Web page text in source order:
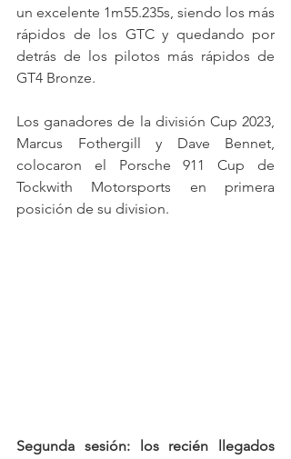
un excelente 1m55.235s, siendo los más
rápidos de los GTC y quedando por
detrás de los pilotos más rápidos de
GT4 Bronze.
Los ganadores de la división Cup 2023,
Marcus Fothergill y Dave Bennet,
colocaron el Porsche 911 Cup de
Tockwith Motorsports en primera
posición de su division.
Segunda sesión: los recién llegados